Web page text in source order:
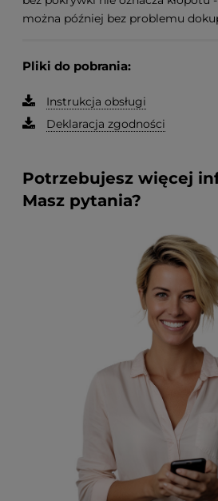
można później bez problemu
Pliki do pobrania:
Instrukcja obsługi
Deklaracja zgodności
Potrzebujesz więcej
Masz pytania?